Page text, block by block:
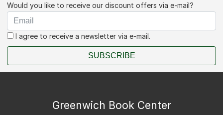
Would you like to receive our discount offers via e-mail?
I agree to receive a newsletter via e-mail.
SUBSCRIBE
Greenwich Book Center